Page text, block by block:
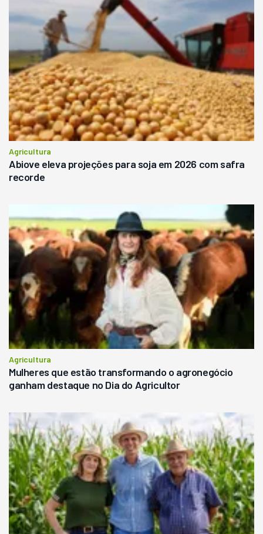
Agricultura
Abiove eleva projeções para soja em 2026 com safra
recorde
Agricultura
Mulheres que estão transformando o agronegócio
ganham destaque no Dia do Agricultor